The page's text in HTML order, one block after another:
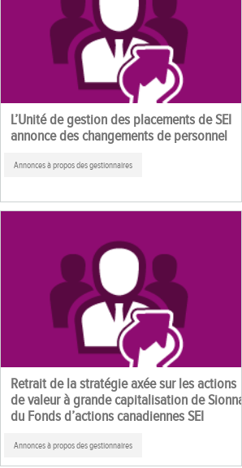
L’Unité de gestion des placements de SEI
annonce des changements de personnel
Annonces à propos des gestionnaires
Retrait de la stratégie axée sur les actions
de valeur à grande capitalisation de Sionna
du Fonds d’actions canadiennes SEI
Annonces à propos des gestionnaires